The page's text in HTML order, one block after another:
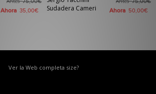
75,00€
Ahora 35,00€
Sudadera Cameri
75,00€
Ahora 50,00€
Ver la Web completa size?